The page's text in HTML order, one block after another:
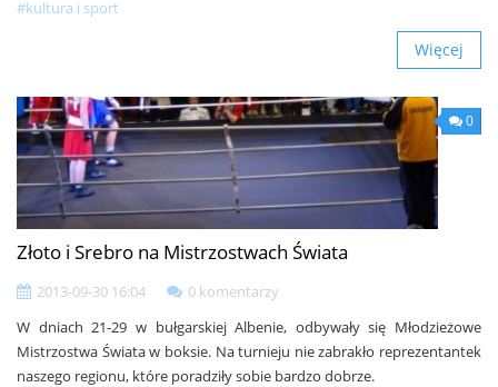
#kultura i sport
Więcej
0
Złoto i Srebro na Mistrzostwach Świata
2013-09-30 16:04
0 komentarzy
W dniach 21-29 w bułgarskiej Albenie, odbywały się Młodzieżowe
Mistrzostwa Świata w boksie. Na turnieju nie zabrakło reprezentantek
naszego regionu, które poradziły sobie bardzo dobrze.